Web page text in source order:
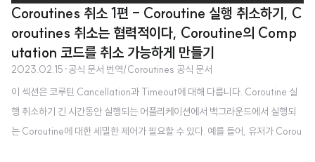
Coroutines 취소 1편 - Coroutine 실행 취소하기, C
oroutines 취소는 협력적이다, Coroutine의 Comp
utation 코드를 취소 가능하게 만들기
2023.02.15 ·공식 문서 번역/Coroutines 공식 문서
이 섹션은 코루틴 Cancellation과 Timeout에 대해 다룹니다. Coroutine 실
행 취소하기 긴 시간동안 실행되는 어플리케이션에서 백그라운드에서 실행되
는 Coroutine에 대한 세밀한 제어가 필요할 수 있다. 예를 들어, 유저가 Corou